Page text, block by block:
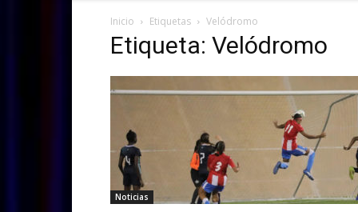
Inicio Etiquetas Velódromo
Etiqueta: Velódromo
Noticias